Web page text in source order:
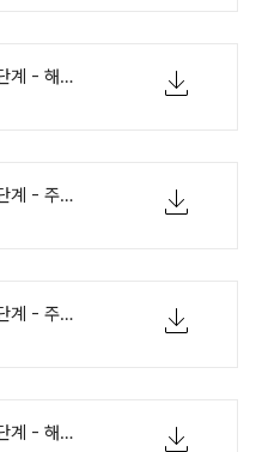
고1 2025년 3월 한줄해석 4단계 - 해석연습.pdf
고1 2025년 3월 한줄해석 5단계 - 주요문장어법 해석.pdf
고1 2025년 3월 한줄해석 6단계 - 주요문장영작.pdf
고1 2025년 3월 한줄해석 7단계 - 해석보고 빈칸.pdf